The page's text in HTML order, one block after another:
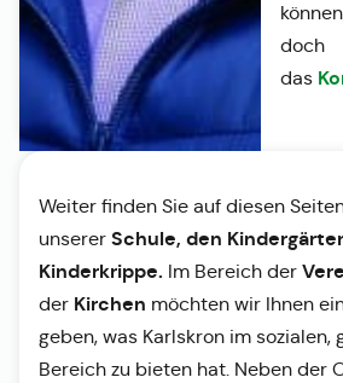
doch
das
Weiter finden Sie auf diesen
unserer Schule, den
Kinderkrippe. Im Bereich der
der Kirchen möchten wir Ihnen
geben, was Karlskron im
Bereich zu bieten hat. Neben der